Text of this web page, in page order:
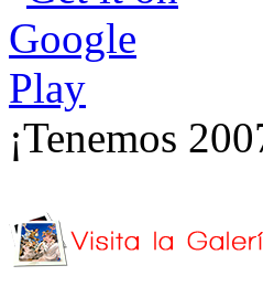
¡Tenemos